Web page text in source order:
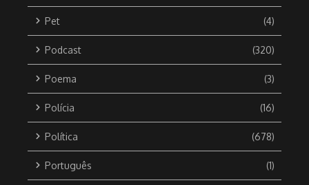
Pet (4)
Podcast (320)
Poema (3)
Polícia (16)
Política (678)
Português (1)